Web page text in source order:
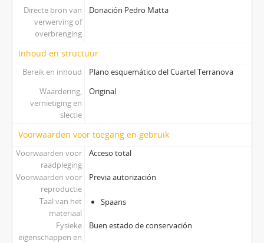
Directe bron van
verwerving of
overbrenging
Donación Pedro Matta
Inhoud en structuur
Bereik en inhoud
Plano esquemático del Cuartel Terranova
Waardering,
vernietiging en
slectie
Original
Voorwaarden voor toegang en gebruik
Voorwaarden voor
raadpleging
Acceso total
Voorwaarden voor
reproductie
Previa autorización
Taal van het
materiaal
Spaans
Fysieke
eigenschappen en
Buen estado de conservación